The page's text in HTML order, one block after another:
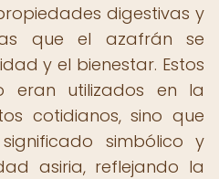
digestivas y
que el azafrán se
y el bienestar. Estos
eran utilizados en la
cotidianos, sino que
simbólico y
asiria, reflejando la